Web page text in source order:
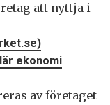
att nyttja i
ekonomi
av företaget